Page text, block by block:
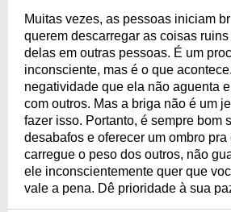
Muitas vezes, as pessoas iniciam
querem descarregar as coisas
delas em outras pessoas. É um
inconsciente, mas é o que
negatividade que ela não aguenta
com outros. Mas a briga não é um
fazer isso. Portanto, é sempre bom
desabafos e oferecer um ombro
carregue o peso dos outros, não
ele inconscientemente quer que
vale a pena. Dê prioridade à sua